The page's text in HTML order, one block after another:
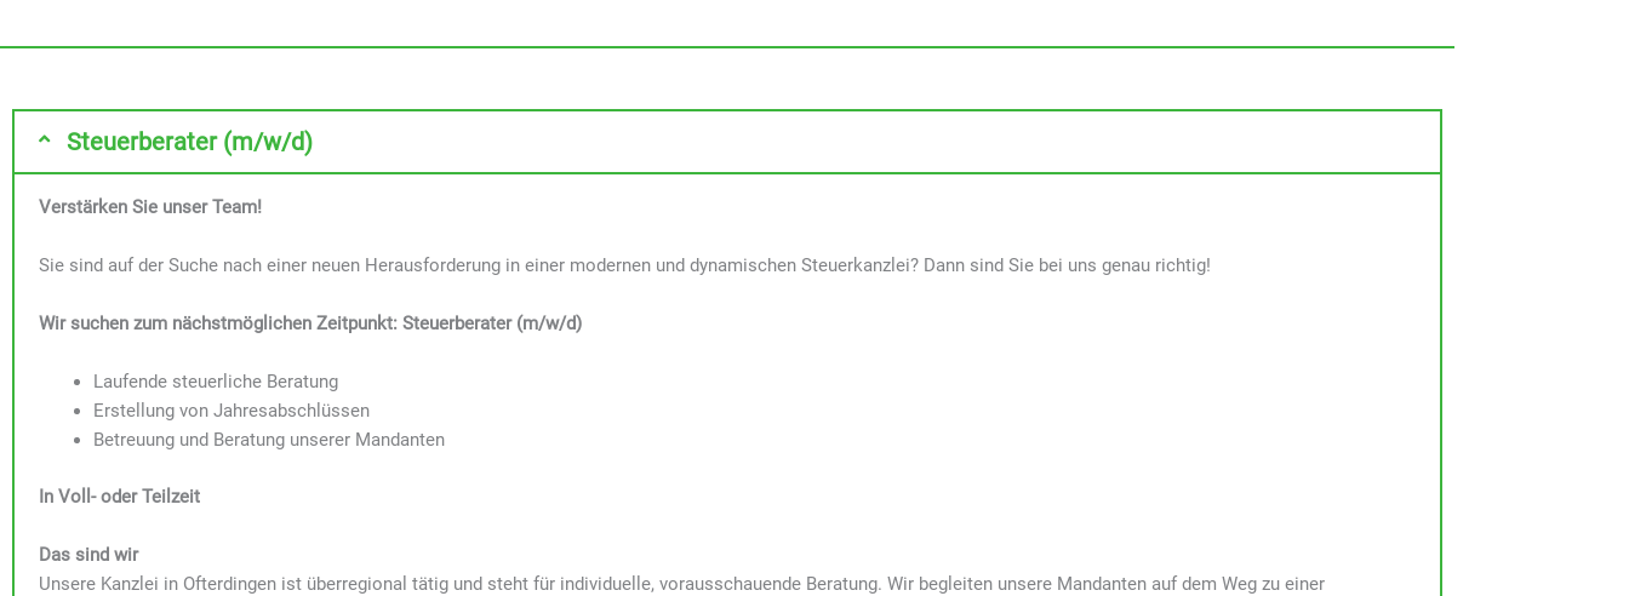
Steuerberater (m/w/d)
Verstärken Sie unser Team!
Sie sind auf der Suche nach einer neuen Herausforderung in einer modernen und dynamischen Steuerkanzlei? Dann sind Sie bei uns genau richtig!
Wir suchen zum nächstmöglichen Zeitpunkt: Steuerberater (m/w/d)
Laufende steuerliche Beratung
Erstellung von Jahresabschlüssen
Betreuung und Beratung unserer Mandanten
In Voll- oder Teilzeit
Das sind wir
Unsere Kanzlei in Ofterdingen ist überregional tätig und steht für individuelle, vorausschauende Beratung. Wir begleiten unsere Mandanten auf dem Weg zu einer